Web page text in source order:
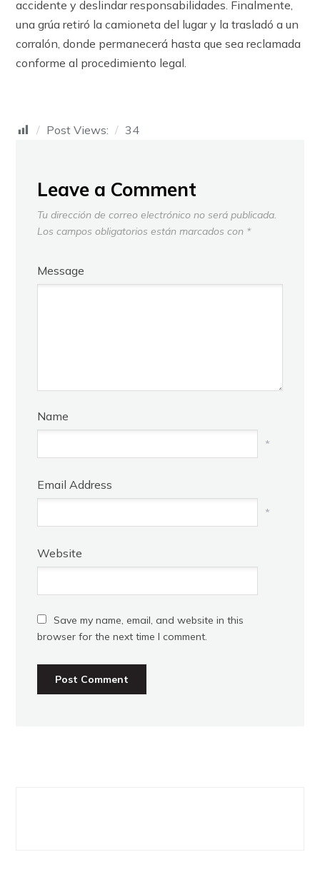
accidente y deslindar responsabilidades. Finalmente,
una grúa retiró la camioneta del lugar y la trasladó a un
corralón, donde permanecerá hasta que sea reclamada
conforme al procedimiento legal.
Post Views: 34
Leave a Comment
Tu dirección de correo electrónico no será publicada.
Los campos obligatorios están marcados con *
Message
Name
*
Email Address
*
Website
Save my name, email, and website in this
browser for the next time I comment.